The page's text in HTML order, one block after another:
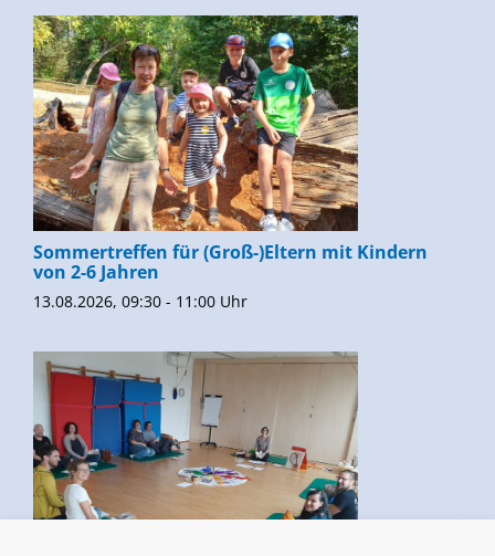
Sommertreffen für (Groß-)Eltern mit Kindern
von 2-6 Jahren
13.08.2026, 09:30 - 11:00 Uhr